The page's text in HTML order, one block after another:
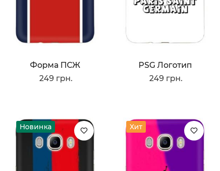
Форма ПСЖ
249 грн.
PSG Логотип
249 грн.
Новинка Хит